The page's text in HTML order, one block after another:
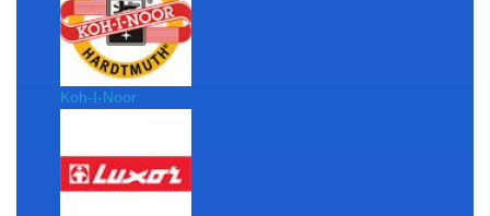
Koh-I-Noor